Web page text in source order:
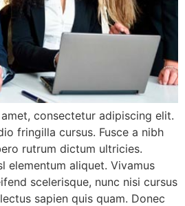
consectetur adipiscing elit.
fringilla cursus. Fusce a nibh
rutrum dictum ultricies.
elementum aliquet. Vivamus
scelerisque, nunc nisi cursus
sapien quis quam. Donec